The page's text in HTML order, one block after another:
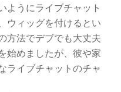
ようにライブチャット
ウィッグを付けるとい
方法でデブでも大丈夫
始めましたが、彼や家
ライブチャットのチャ